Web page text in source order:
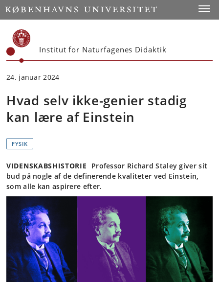
Start
Institut for Naturfagenes Didaktik
24. januar 2024
Hvad selv ikke-genier stadig
kan lære af Einstein
FYSIK
VIDENSKABSHISTORIE
Professor Richard Staley giver sit
bud på nogle af de definerende kvaliteter ved Einstein,
som alle kan aspirere efter.